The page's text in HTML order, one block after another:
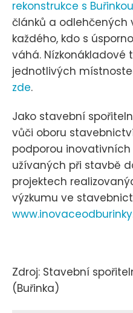
rekonstrukce s Buřinkou
článků a odlehčených
každého, kdo s
váhá. Nízkonákladové
jednotlivých
zde.
Jako stavební
vůči oboru
podporou
užívaných při stavbě
projektech
výzkumu ve
Zdroj: Stavební
(Buřinka)